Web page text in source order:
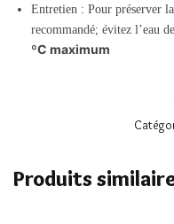
Entretien : Pour préserver
recommandé; évitez l’eau
ºC maximum
Produits